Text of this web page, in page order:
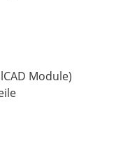
Module)